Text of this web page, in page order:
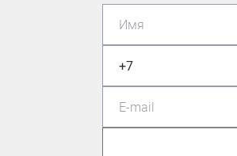
МАСТЕР СПОРТА ПО
МАУНТИНБАЙКУ